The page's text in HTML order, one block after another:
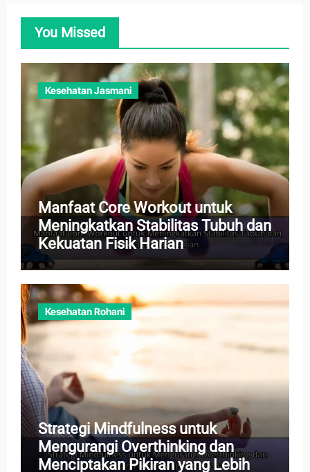
You Missed
Kesehatan Jasmani
Manfaat Core Workout untuk
Meningkatkan Stabilitas Tubuh dan
Kekuatan Fisik Harian
Kesehatan Rohani
Strategi Mindfulness untuk
Mengurangi Overthinking dan
Menciptakan Pikiran yang Lebih